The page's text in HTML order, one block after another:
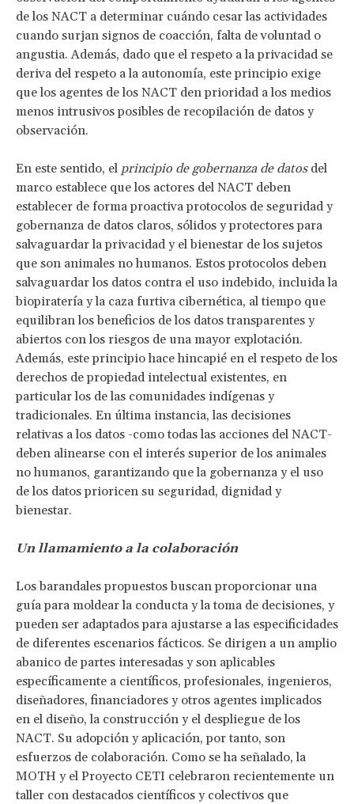
de los NACT a determinar cuándo cesar las actividades
cuando surjan signos de coacción, falta de voluntad o
angustia. Además, dado que el respeto a la privacidad se
deriva del respeto a la autonomía, este principio exige
que los agentes de los NACT den prioridad a los medios
menos intrusivos posibles de recopilación de datos y
observación.
En este sentido, el principio de gobernanza de datosdel
marco establece que los actores del NACT deben
establecer de forma proactiva protocolos de seguridad y
gobernanza de datos claros, sólidos y protectores para
salvaguardar la privacidad y el bienestar de los sujetos
que son animales no humanos. Estos protocolos deben
salvaguardar los datos contra el uso indebido, incluida la
biopiratería y la caza furtiva cibernética, al tiempo que
equilibran los beneficios de los datos transparentes y
abiertos con los riesgos de una mayor explotación.
Además, este principio hace hincapié en el respeto de los
derechos de propiedad intelectual existentes, en
particular los de las comunidades indígenas y
tradicionales. En última instancia, las decisiones
relativas a los datos -como todas las acciones del NACT-
deben alinearse con el interés superior de los animales
no humanos, garantizando que la gobernanza y el uso
de los datos prioricen su seguridad, dignidad y
bienestar.
Un llamamiento a la colaboración
Los barandales propuestos buscan proporcionar una
guía para moldear la conducta y la toma de decisiones, y
pueden ser adaptados para ajustarse a las especificidades
de diferentes escenarios fácticos. Se dirigen a un amplio
abanico de partes interesadas y son aplicables
específicamente a científicos, profesionales, ingenieros,
diseñadores, financiadores y otros agentes implicados
en el diseño, la construcción y el despliegue de los
NACT. Su adopción y aplicación, por tanto, son
esfuerzos de colaboración. Como se ha señalado, la
MOTH y el Proyecto CETI celebraron recientemente un
taller con destacados científicos y colectivos que